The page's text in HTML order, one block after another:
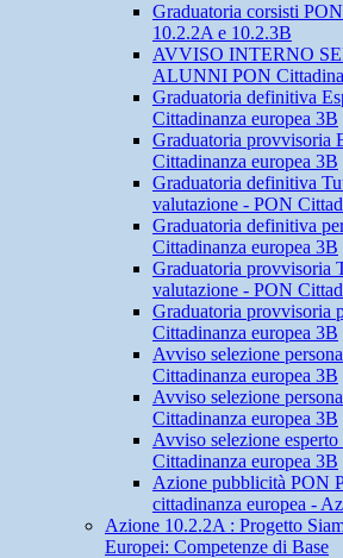
Graduatoria corsisti
10.2.2A e 10.2.3B
AVVISO INTERNO
ALUNNI PON
Graduatoria definitiva
Cittadinanza europea 3B
Graduatoria provvisoria
Cittadinanza europea 3B
Graduatoria definitiva
valutazione - PON
Graduatoria definitiva
Cittadinanza europea 3B
Graduatoria provvisoria
valutazione - PON
Graduatoria provvisoria
Cittadinanza europea 3B
Avviso selezione
Cittadinanza europea 3B
Avviso selezione
Cittadinanza europea 3B
Avviso selezione
Cittadinanza europea 3B
Azione pubblicità PON
cittadinanza europea -
Azione 10.2.2A : Progetto
Europei: Competenze di Base